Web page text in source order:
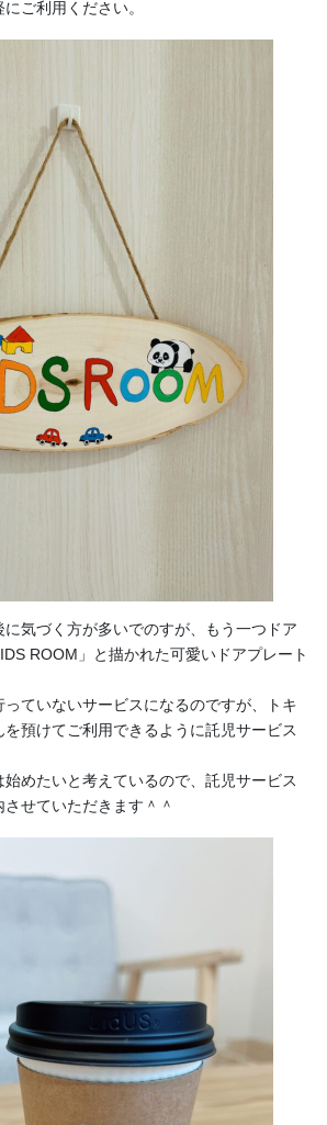
ご利用ください。
気づく方が多いでのすが、もう一つドア
ROOM」と描かれた可愛いドアプレート
ていないサービスになるのですが、トキ
を預けてご利用できるように託児サービス
めたいと考えているので、託児サービス
せていただきます＾＾